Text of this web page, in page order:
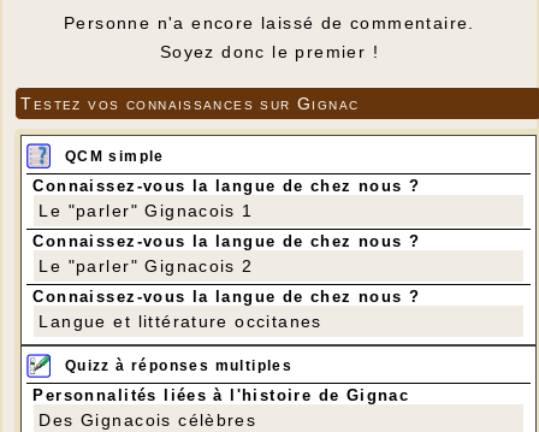
Personne n'a encore laissé de commentaire.
Soyez donc le premier !
Testez vos connaissances sur Gignac
QCM simple
Connaissez-vous la langue de chez nous ?
Le "parler" Gignacois 1
Connaissez-vous la langue de chez nous ?
Le "parler" Gignacois 2
Connaissez-vous la langue de chez nous ?
Langue et littérature occitanes
Quizz à réponses multiples
Personnalités liées à l'histoire de Gignac
Des Gignacois célèbres